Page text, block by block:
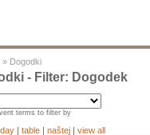
» Dogodki
- Filter: Dogodek
terms to filter by
day | table | naštej | view all